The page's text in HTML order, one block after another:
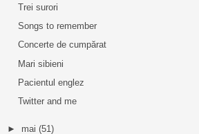
Trei surori
Songs to remember
Concerte de cumpărat
Mari sibieni
Pacientul englez
Twitter and me
► mai (51)